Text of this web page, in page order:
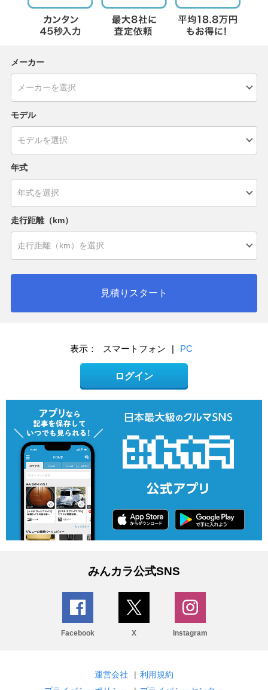
メーカー
モデル
年式
走行距離（km）
見積りスタート
表示： スマートフォン PC
ログイン
みんカラ公式SNS
Facebook X Instagram
運営会社 | 利用規約